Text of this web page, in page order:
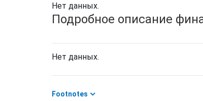
Нет данных.
Подробное описание
Нет данных.
Footnotes